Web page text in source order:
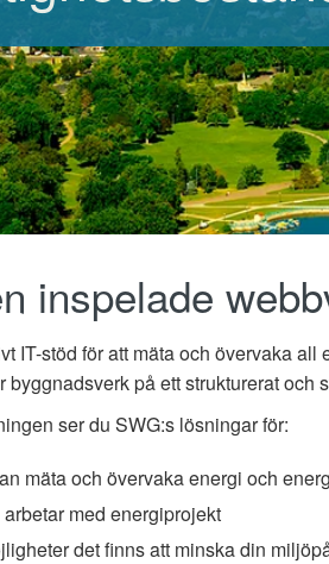
inspelade
IT-stöd för att mäta och övervaka
byggnadsverk på ett strukturerat och
ser du SWG:s lösningar för:
mäta och övervaka energi och
med energiprojekt
det finns att minska din